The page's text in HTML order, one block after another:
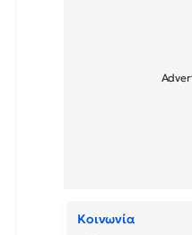
Κοινωνία